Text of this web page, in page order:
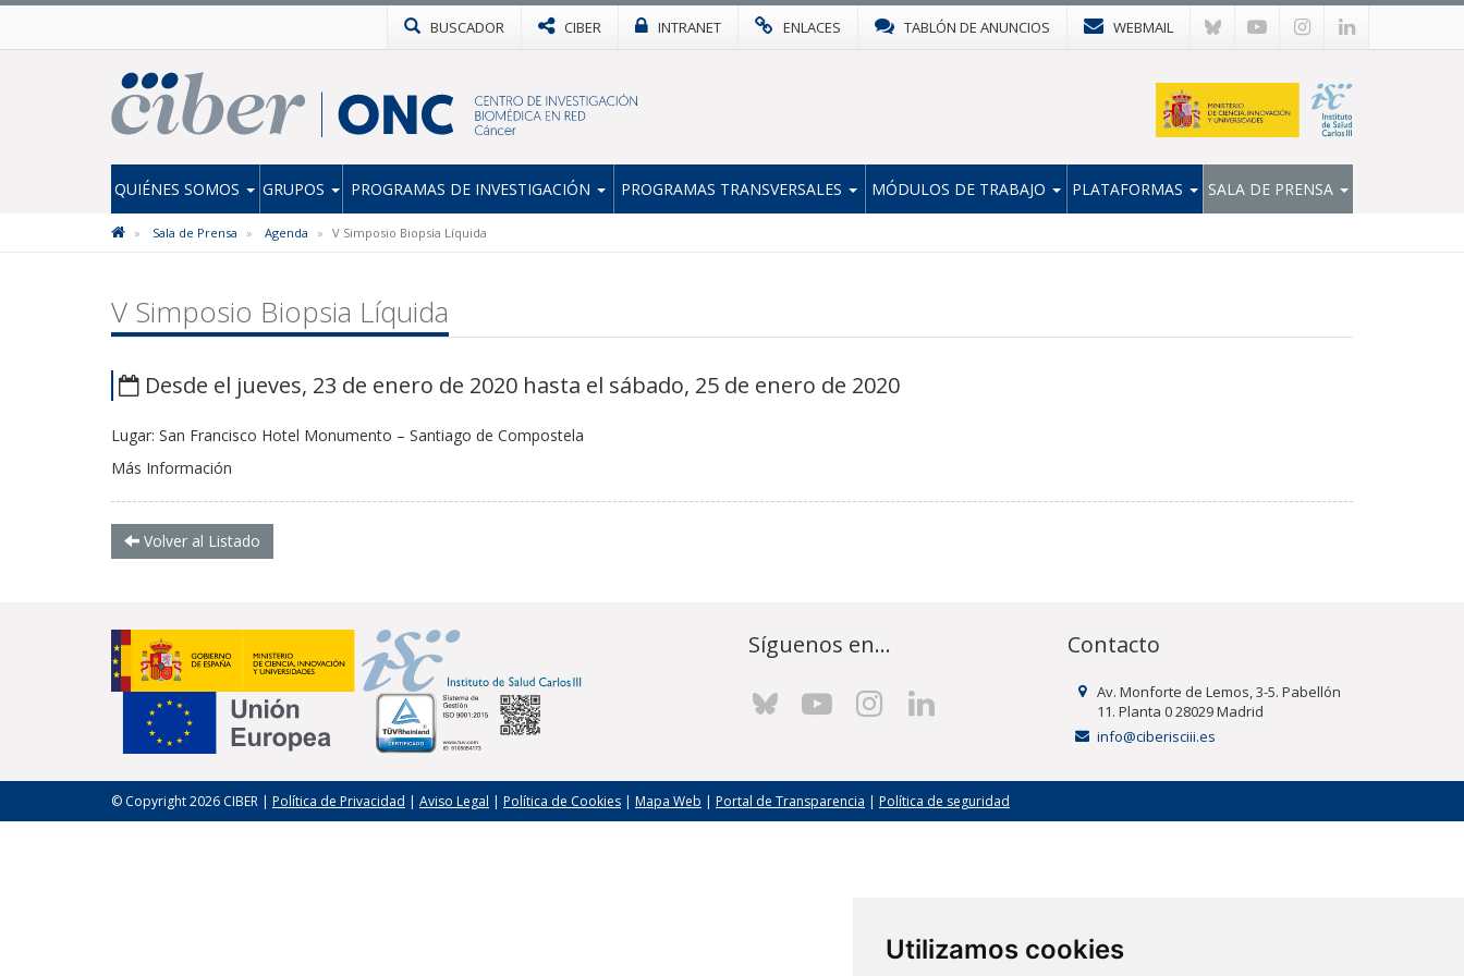
Utilizamos cookies
BUSCADOR CIBER INTRANET ENLACES TABLÓN DE ANUNCIOS WEBMAIL
QUIÉNES SOMOS GRUPOS PROGRAMAS DE INVESTIGACIÓN PROGRAMAS TRANSVERSALES MÓDULOS DE TRABAJO PLATAFORMAS SALA DE PRENSA
Sala de Prensa Agenda V Simposio Biopsia Líquida
V Simposio Biopsia Líquida
Desde el jueves, 23 de enero de 2020 hasta el sábado, 25 de enero de 2020
Lugar: San Francisco Hotel Monumento – Santiago de Compostela
Más Información
Volver al Listado
Síguenos en... Contacto
Av. Monforte de Lemos, 3-5. Pabellón
11. Planta 0 28029 Madrid
info@ciberisciii.es
© Copyright 2026 CIBER | Política de Privacidad | Aviso Legal | Política de Cookies | Mapa Web | Portal de Transparencia | Política de seguridad